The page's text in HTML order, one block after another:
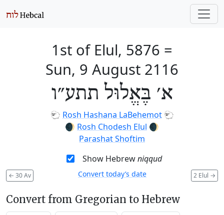
1st of Elul, 5876 =
Sun, 9 August 2116
א׳ בֶּאֱלוּל תתע״ו
🐑 Rosh Hashana LaBehemot🐑
🌒 Rosh Chodesh Elul 🌒
Parashat Shoftim
Show Hebrewniqqud
← 30 Av 2 Elul →
Convert today’s date
Convert from Gregorian to Hebrew